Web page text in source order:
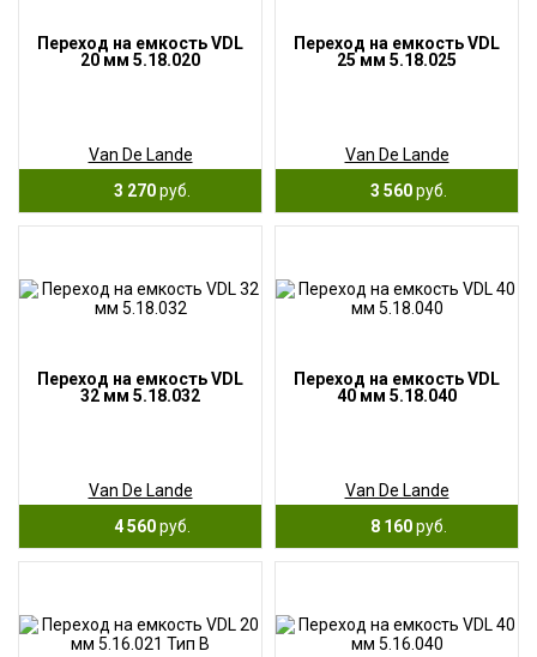
Переход на емкость VDL
20 мм 5.18.020
Van De Lande
3 270руб.
Переход на емкость VDL
25 мм 5.18.025
Van De Lande
3 560руб.
Переход на емкость VDL
32 мм 5.18.032
Van De Lande
4 560руб.
Переход на емкость VDL
40 мм 5.18.040
Van De Lande
8 160руб.